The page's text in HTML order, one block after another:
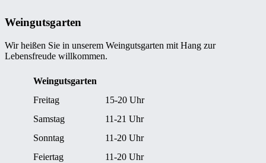
Weingutsgarten
Wir heißen Sie in unserem Weingutsgarten mit Hang zur
Lebensfreude willkommen.
Weingutsgarten
Freitag
15-20 Uhr
Samstag
11-21 Uhr
Sonntag
11-20 Uhr
Feiertag
11-20 Uhr